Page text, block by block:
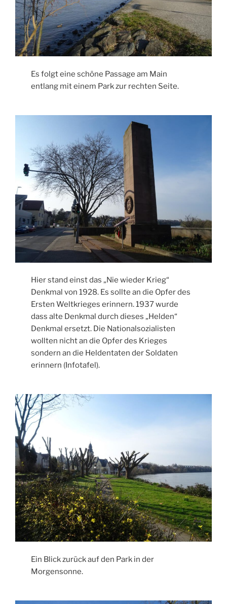
Es folgt eine schöne Passage am Main
entlang mit einem Park zur rechten Seite.
Hier stand einst das „Nie wieder Krieg“
Denkmal von 1928. Es sollte an die Opfer des
Ersten Weltkrieges erinnern. 1937 wurde
dass alte Denkmal durch dieses „Helden“
Denkmal ersetzt. Die Nationalsozialisten
wollten nicht an die Opfer des Krieges
sondern an die Heldentaten der Soldaten
erinnern (Infotafel).
Ein Blick zurück auf den Park in der
Morgensonne.